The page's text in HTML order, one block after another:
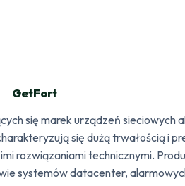
GetFort
się marek urządzeń sieciowych
się dużą trwałością i
rozwiązaniami technicznymi.
systemów datacenter,